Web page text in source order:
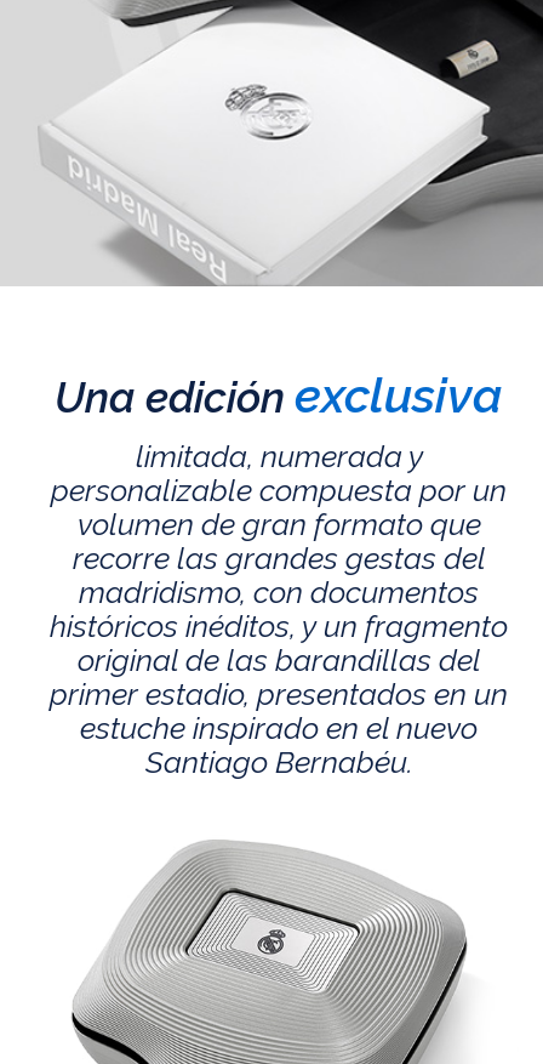
Una edición exclusiva
limitada, numerada y
personalizable compuesta por un
volumen de gran formato que
recorre las grandes gestas del
madridismo, con documentos
históricos inéditos, y un fragmento
original de las barandillas del
primer estadio, presentados en un
estuche inspirado en el nuevo
Santiago Bernabéu.